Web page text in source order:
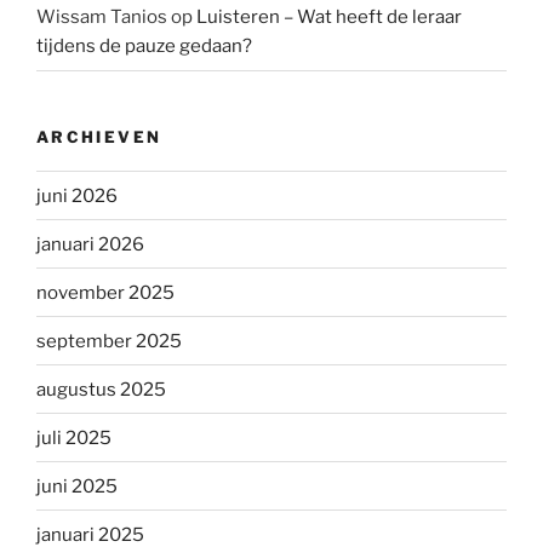
Wissam Tanios op Luisteren – Wat heeft de leraar
tijdens de pauze gedaan?
ARCHIEVEN
juni 2026
januari 2026
november 2025
september 2025
augustus 2025
juli 2025
juni 2025
januari 2025